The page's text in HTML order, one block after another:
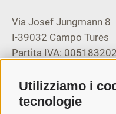
Utilizziamo i
tecnologie
Via Josef Jungmann 8
I-39032 Campo Tures
Partita IVA:
T+39 0474
info@taufers.com